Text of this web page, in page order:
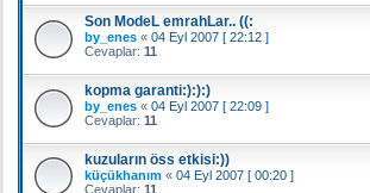
Son ModeL emrahLar.. ((:
by_enes « 04 Eyl 2007 [ 22:12 ]
Cevaplar: 11
kopma garanti:):):)
by_enes « 04 Eyl 2007 [ 22:09 ]
Cevaplar: 11
kuzuların öss etkisi:))
küçükhanım « 04 Eyl 2007 [ 00:20 ]
Cevaplar: 11